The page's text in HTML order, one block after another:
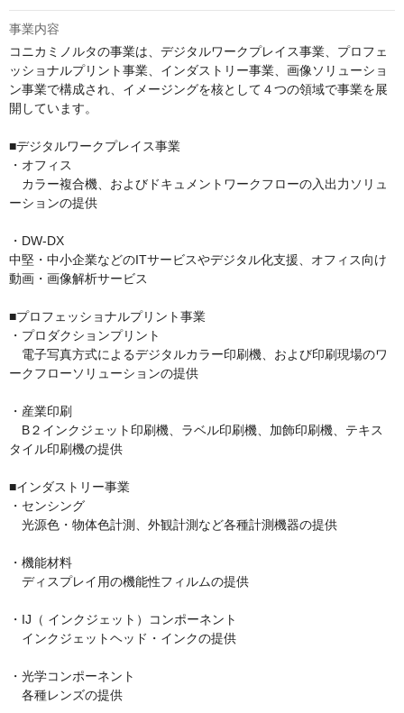
事業内容
コニカミノルタの事業は、デジタルワークプレイス事業、プロフェ
ッショナルプリント事業、インダストリー事業、画像ソリューショ
ン事業で構成され、イメージングを核として４つの領域で事業を展
開しています。
■デジタルワークプレイス事業
・オフィス
カラー複合機、およびドキュメントワークフローの入出力ソリュ
ーションの提供
・DW-DX
中堅・中小企業などのITサービスやデジタル化支援、オフィス向け
動画・画像解析サービス
■プロフェッショナルプリント事業
・プロダクションプリント
電子写真方式によるデジタルカラー印刷機、および印刷現場のワ
ークフローソリューションの提供
・産業印刷
B２インクジェット印刷機、ラベル印刷機、加飾印刷機、テキス
タイル印刷機の提供
■インダストリー事業
・センシング
光源色・物体色計測、外観計測など各種計測機器の提供
・機能材料
ディスプレイ用の機能性フィルムの提供
・IJ（ インクジェット）コンポーネント
インクジェットヘッド・インクの提供
・光学コンポーネント
各種レンズの提供